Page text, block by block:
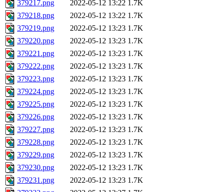
379217.png 2022-05-12 13:22 1.7K
379218.png
2022-05-12 13:22 1.7K
379219.png
2022-05-12 13:23 1.7K
379220.png
2022-05-12 13:23 1.7K
379221.png
2022-05-12 13:23 1.7K
379222.png
2022-05-12 13:23 1.7K
379223.png
2022-05-12 13:23 1.7K
379224.png
2022-05-12 13:23 1.7K
379225.png
2022-05-12 13:23 1.7K
379226.png
2022-05-12 13:23 1.7K
379227.png
2022-05-12 13:23 1.7K
379228.png
2022-05-12 13:23 1.7K
379229.png
2022-05-12 13:23 1.7K
379230.png
2022-05-12 13:23 1.7K
379231.png
2022-05-12 13:23 1.7K